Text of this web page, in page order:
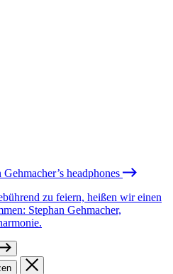
headphones
zu feiern, heißen wir einen
Stephan Gehmacher,